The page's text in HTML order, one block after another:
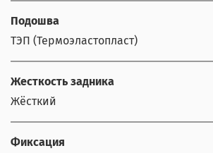
Подошва
ТЭП (Термоэластопласт)
Жесткость задника
Жёсткий
Фиксация